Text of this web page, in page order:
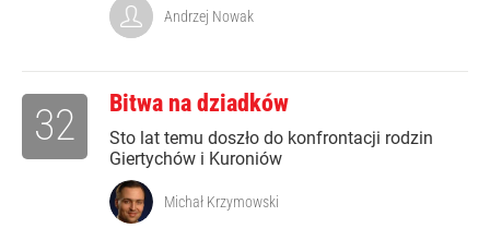
Andrzej Nowak
Bitwa na dziadków
Sto lat temu doszło do konfrontacji rodzin
Giertychów i Kuroniów
32
Michał Krzymowski